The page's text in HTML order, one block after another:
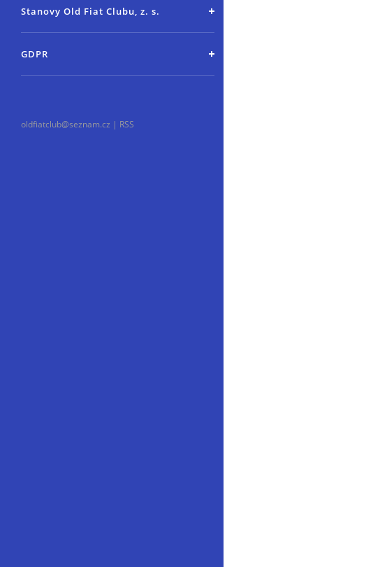
Stanovy Old Fiat Clubu, z. s.
GDPR
oldfiatclub@seznam.cz | RSS